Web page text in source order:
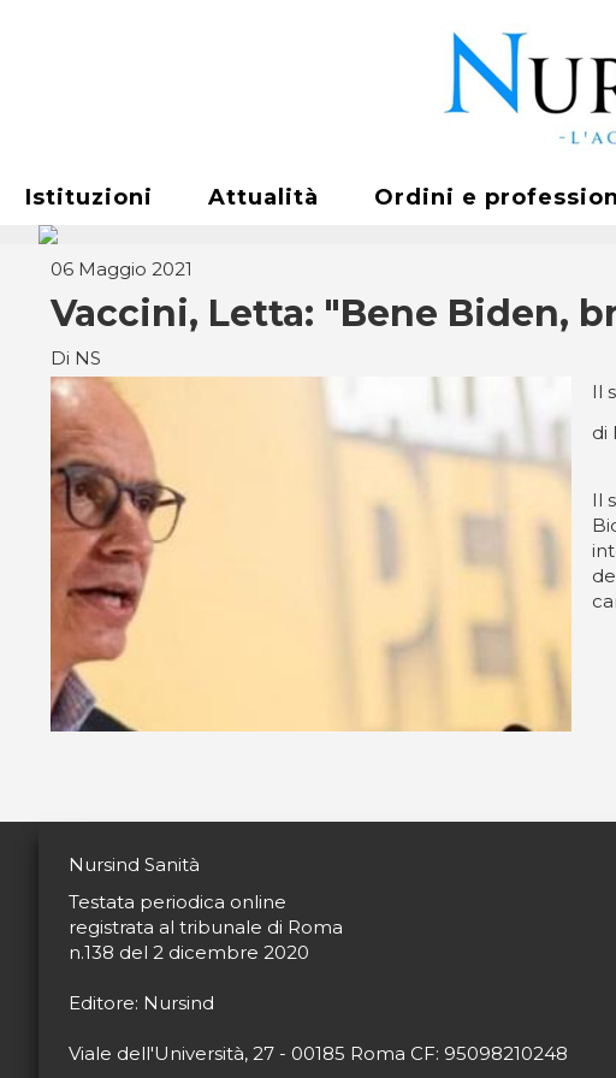
Istituzioni Attualità Ordini e
06 Maggio 2021
Vaccini, Letta: "Bene Biden,
Di NS
Il
di
Il
Nursind Sanità
Testata periodica online
registrata al tribunale di Roma
n.138 del 2 dicembre 2020
Editore: Nursind
Viale dell'Università, 27 - 00185 Roma CF: 95098210248